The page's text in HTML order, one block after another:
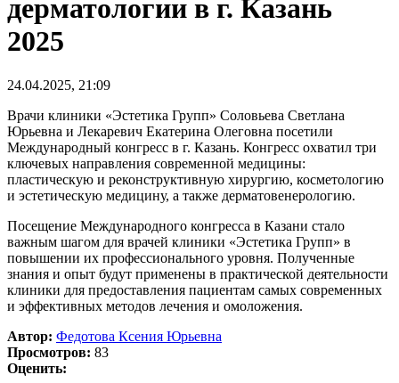
дерматологии в г. Казань
2025
24.04.2025, 21:09
Врачи клиники «Эстетика Групп» Соловьева Светлана
Юрьевна и Лекаревич Екатерина Олеговна посетили
Международный конгресс в г. Казань. Конгресс охватил три
ключевых направления современной медицины:
пластическую и реконструктивную хирургию, косметологию
и эстетическую медицину, а также дерматовенерологию.
Посещение Международного конгресса в Казани стало
важным шагом для врачей клиники «Эстетика Групп» в
повышении их профессионального уровня. Полученные
знания и опыт будут применены в практической деятельности
клиники для предоставления пациентам самых современных
и эффективных методов лечения и омоложения.
Автор: Федотова Ксения Юрьевна
Просмотров: 83
Оценить: